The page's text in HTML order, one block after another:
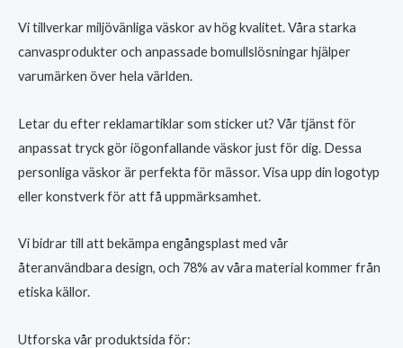
Vi tillverkar miljövänliga väskor av hög kvalitet. Våra starka
canvasprodukter och anpassade bomullslösningar hjälper
varumärken över hela världen.
Letar du efter reklamartiklar som sticker ut? Vår tjänst för
anpassat tryck gör iögonfallande väskor just för dig. Dessa
personliga väskor är perfekta för mässor. Visa upp din logotyp
eller konstverk för att få uppmärksamhet.
Vi bidrar till att bekämpa engångsplast med vår
återanvändbara design, och 78% av våra material kommer från
etiska källor.
Utforska vår produktsida för: